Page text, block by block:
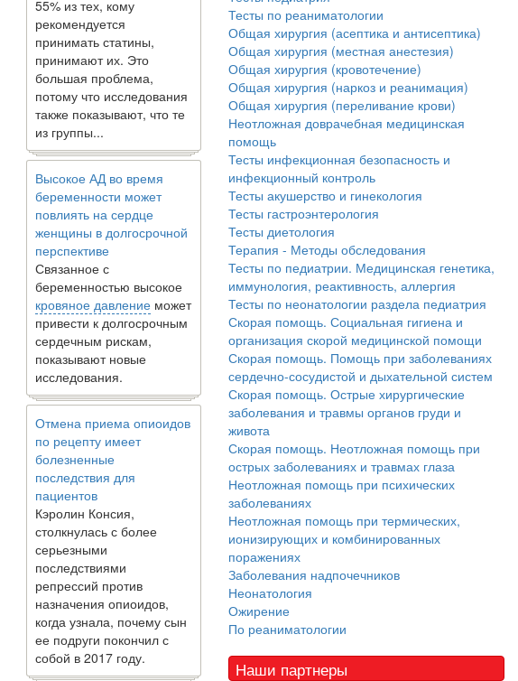
55% из тех, кому
рекомендуется
принимать статины,
принимают их. Это
большая проблема,
потому что исследования
также показывают, что те
из группы...
Высокое АД во время
беременности может
повлиять на сердце
женщины в долгосрочной
перспективе
Связанное с
беременностью высокое
кровяное давление может
привести к долгосрочным
сердечным рискам,
показывают новые
исследования.
Отмена приема опиоидов
по рецепту имеет
болезненные
последствия для
пациентов
Кэролин Консия,
столкнулась с более
серьезными
последствиями
репрессий против
назначения опиоидов,
когда узнала, почему сын
ее подруги покончил с
собой в 2017 году.
Тесты по реаниматологии
Общая хирургия (асептика и антисептика)
Общая хирургия (местная анестезия)
Общая хирургия (кровотечение)
Общая хирургия (наркоз и реанимация)
Общая хирургия (переливание крови)
Неотложная доврачебная медицинская
помощь
Тесты инфекционная безопасность и
инфекционный контроль
Тесты акушерство и гинекология
Тесты гастроэнтерология
Тесты диетология
Терапия - Методы обследования
Тесты по педиатрии. Медицинская генетика,
иммунология, реактивность, аллергия
Тесты по неонатологии раздела педиатрия
Скорая помощь. Социальная гигиена и
организация скорой медицинской помощи
Скорая помощь. Помощь при заболеваниях
сердечно-сосудистой и дыхательной систем
Скорая помощь. Острые хирургические
заболевания и травмы органов груди и
живота
Скорая помощь. Неотложная помощь при
острых заболеваниях и травмах глаза
Неотложная помощь при психических
заболеваниях
Неотложная помощь при термических,
ионизирующих и комбинированных
поражениях
Заболевания надпочечников
Неонатология
Ожирение
По реаниматологии
Наши партнеры